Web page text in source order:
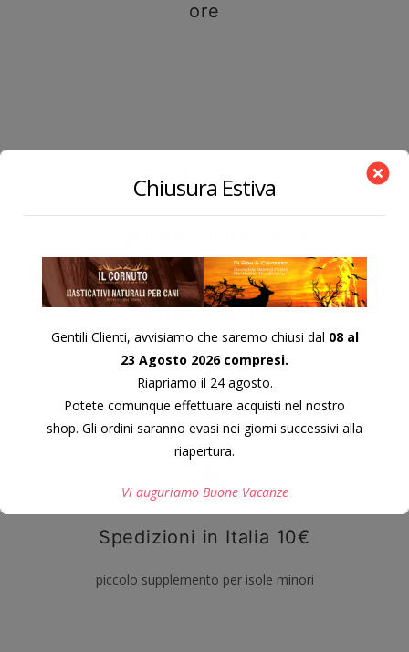
ore
sicuri tramite carte di
credito, prepagate e
carte di debito
Spedizioni in Italia 10€
piccolo supplemento per isole minori
Chiusura Estiva
Gentili Clienti, avvisiamo che saremo chiusi dal 08 al
23 Agosto 2026 compresi.
Riapriamo il 24 agosto.
Potete comunque effettuare acquisti nel nostro
shop. Gli ordini saranno evasi nei giorni successivi alla
riapertura.
Vi auguriamo Buone Vacanze